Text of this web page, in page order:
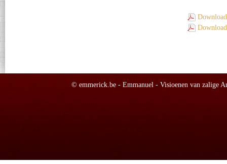
© emmerick.be - Emmanuel - Visioenen van zalige